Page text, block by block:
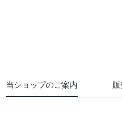
当ショップのご案内